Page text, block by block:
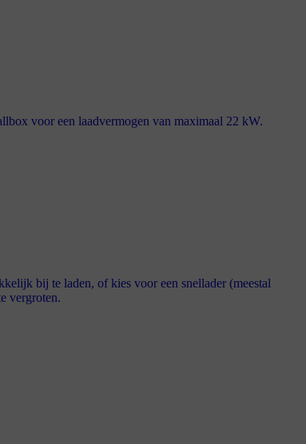
voor een laadvermogen van maximaal 22 kW.
bij te laden, of kies voor een snellader (meestal
vergroten.